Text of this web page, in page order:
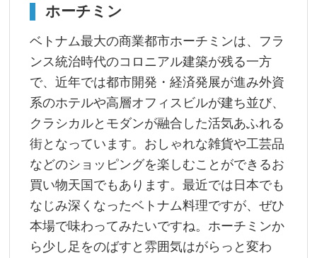
ホーチミン
ベトナム最大の商業都市ホーチミンは、フラ
ンス統治時代のコロニアル建築が残る一方
で、近年では都市開発・経済発展が進み外資
系のホテルや高層オフィスビルが建ち並び、
クラシカルとモダンが融合した活気あふれる
街となっています。おしゃれな雑貨や工芸品
などのショッピングを楽しむことができるお
買い物天国でもあります。最近では日本でも
なじみ深くなったベトナム料理ですが、ぜひ
本場で味わってみたいですね。ホーチミンか
ら少し足をのばすと雰囲気はがらっと変わ